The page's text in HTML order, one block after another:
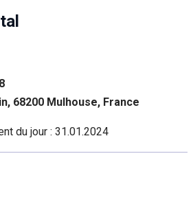
68200 Mulhouse, France
du jour : 31.01.2024